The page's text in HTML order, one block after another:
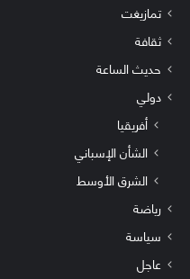
تمازيغت
ثقافة
حديث الساعة
دولي
أفريقيا
الشأن الإسباني
الشرق الأوسط
رياضة
سياسة
عاجل